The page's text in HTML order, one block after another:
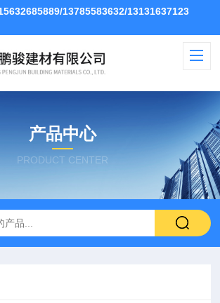
13785583632/13131637123
产品中心
PRODUCT CENTER